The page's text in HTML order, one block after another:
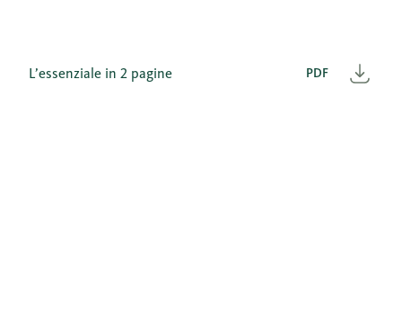
PDF
L’essenziale in 2 pagine